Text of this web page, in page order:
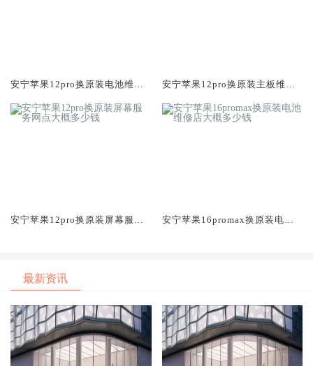
安宁苹果12pro换原装电池维修
安宁苹果12pro换原装主板维修
安宁苹果12pro换原装屏幕服务
安宁苹果16promax换原装电池
最新资讯